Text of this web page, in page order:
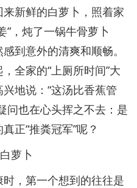
新鲜的白萝卜，照着家
”，炖了一锅牛骨萝卜
到意外的清爽和顺畅。
全家的“上厕所时间”大
地说：“这汤比香蕉管
问也在心头挥之不去：是
正“推粪冠军”呢？
萝卜
，第一个想到的往往是